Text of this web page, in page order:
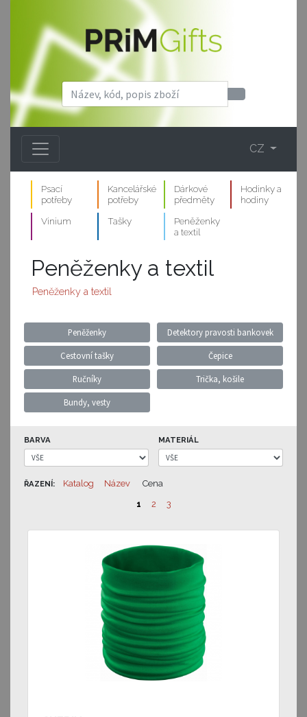
CZ
Psací
potřeby
Kancelářské
potřeby
Dárkové
předměty
Hodinky a
hodiny
Vinium
Tašky
Peněženky
a textil
Peněženky a textil
Peněženky a textil
Peněženky Detektory pravosti bankovek
Cestovní tašky Čepice
Ručníky Trička, košile
Bundy, vesty
BARVA MATERIÁL
ŘAZENÍ: Katalog Název
Cena
1
2 3